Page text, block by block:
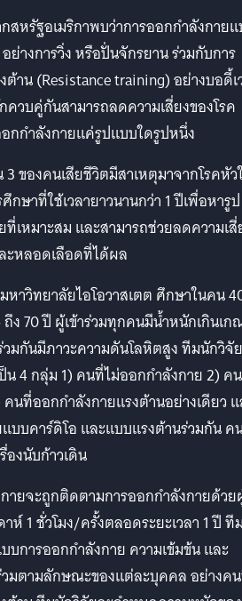
สหรัฐอเมริกาพบว่าการออกกำลังกาย
ย่างการวิ่ง หรือปั่นจักรยาน ร่วมกับการ
าน (Resistance training) อย่างบอดี้
ควบคู่กันสามารถลดความเสี่ยงของโรค
กกำลังกายแค่รูปแบบใดรูปหนึ่ง
3 ของคนเสียชีวิตมีสาเหตุมาจากโรคหัว
กษาที่ใช้เวลายาวนานกว่า 1 ปีเพื่อหารูป
เหมาะสม และสามารถช่วยลดความเสี่
ะหลอดเลือดที่ได้ผล
าวิทยาลัยไอโอวาสเตต ศึกษาในคน
ง 70 ปี ผู้เข้าร่วมทุกคนมีน้ำหนักเกินเ
วมกันมีภาวะความดันโลหิตสูง ทีมนักวิจัย
น 4 กลุ่ม 1) คนที่ไม่ออกกำลังกาย 2) ค
คนที่ออกกำลังกายแรงต้านอย่างเดียว
บบคาร์ดิโอ และแบบแรงต้านร่วมกัน ค
งนับก้าวเดิน
ายจะถูกติดตามการออกกำลังกายด้ว
ห์ 1 ชั่วโมง/ครั้งตลอดระยะเวลา 1 ปี ที
การออกกำลังกาย ความเข้มข้น และ
วมตามลักษณะของแต่ละบุคคล อย่างค